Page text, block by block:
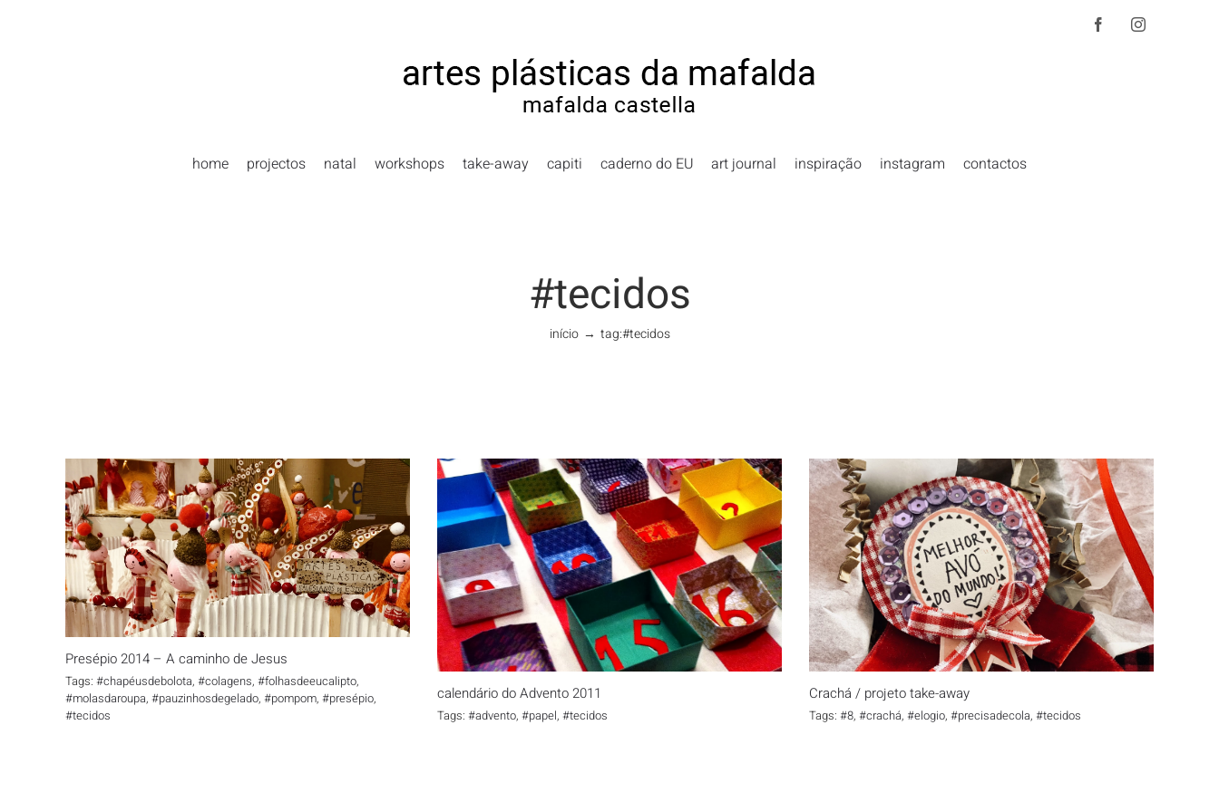
FacebookInstagram
home projectos natal workshops take-away capiti caderno do EU art journal inspiração instagram contactos
#tecidos
início → tag:#tecidos
Presépio 2014 – A caminho de Jesus
Presépio 2014 – A caminho de Jesus
Tags: #chapéusdebolota, #colagens, #folhasdeeucalipto,
#molasdaroupa, #pauzinhosdegelado, #pompom, #presépio,
#tecidos
calendário do Advento 2011
calendário do Advento 2011
Tags: #advento, #papel, #tecidos
Crachá / projeto take-away
Crachá / projeto take-away
Tags: #8, #crachá, #elogio, #precisadecola, #tecidos